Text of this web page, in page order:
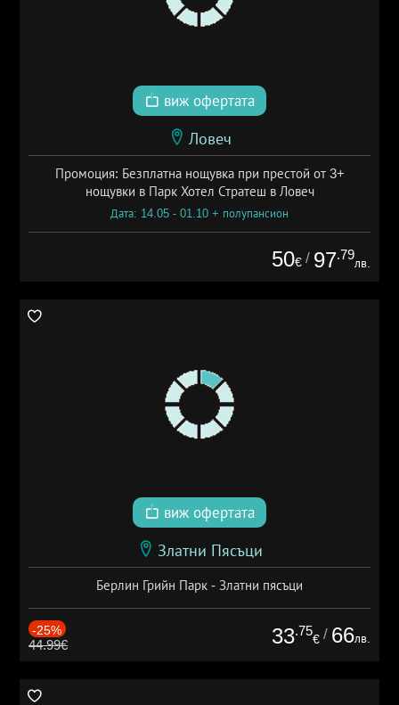
виж офертата
Ловеч
Промоция: Безплатна нощувка при престой от 3+
нощувки в Парк Хотел Стратеш в Ловеч
Дата: 14.05 - 01.10 + полупансион
50€ / 97.79
лв.
виж офертата
Златни Пясъци
Берлин Грийн Парк - Златни пясъци
-25%
44.99€ 33.75
€ / 66лв.